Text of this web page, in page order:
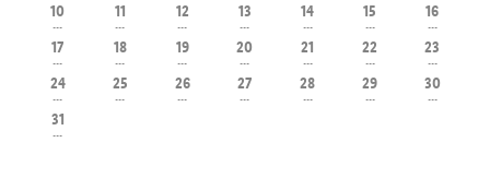
10
---
11
---
12
---
13
---
14
---
15
---
16
---
17
---
18
---
19
---
20
---
21
---
22
---
23
---
24
---
25
---
26
---
27
---
28
---
29
---
30
---
31
---